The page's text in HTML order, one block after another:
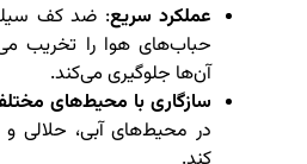
عملکرد سریع: ضد کف
حباب‌های هوا را تخریب
آن‌ها جلوگیری می‌کند.
سازگاری با محیط‌های
در محیط‌های آبی، حلالی